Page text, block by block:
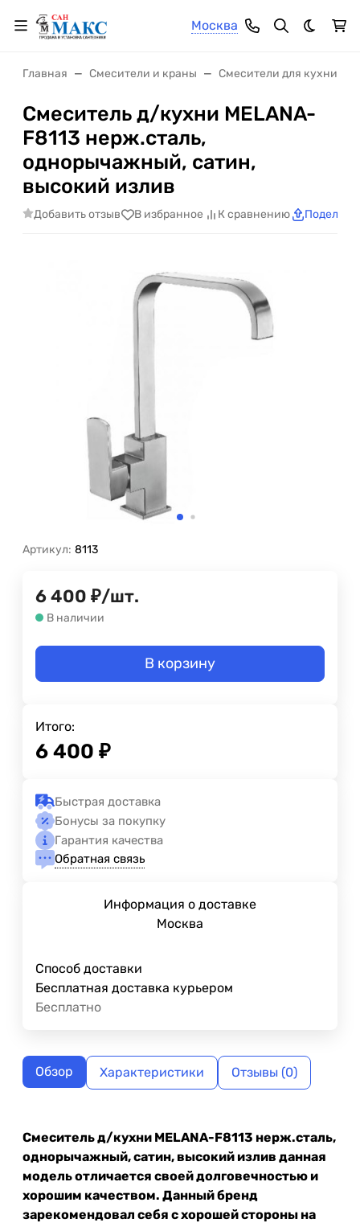
Москва
Темная
Главная Смесители и краны Смесители для кухни
Смеситель д/кухни MELANA-
F8113 нерж.сталь,
однорычажный, сатин,
высокий излив
Добавить отзыв В избранное К сравнению
Артикул: 8113
6 400 ₽/шт.
В наличии
В корзину
Итого:
6 400 ₽
Быстрая доставка
Бонусы за покупку
Гарантия качества
Обратная связь
Информация о доставке
Москва
Способ доставки
Бесплатная доставка курьером
Бесплатно
Обзор Характеристики Отзывы (0)
Смеситель д/кухни MELANA-F8113 нерж.сталь,
однорычажный, сатин, высокий излив данная
модель отличается своей долговечностью и
хорошим качеством. Данный бренд
зарекомендовал себя с хорошей стороны на